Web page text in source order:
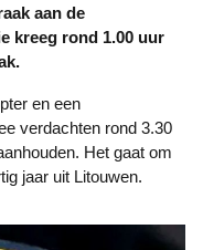
aan de
kreeg rond 1.00 uur
verdachten rond 3.30
Het gaat om
jaar uit Litouwen.